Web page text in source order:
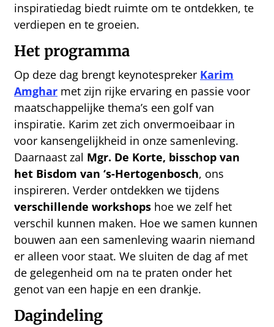
inspiratiedag biedt ruimte om te ontdekken, te
verdiepen en te groeien.
Het programma
Op deze dag brengt keynotespreker Karim
Amghar met zijn rijke ervaring en passie voor
maatschappelijke thema’s een golf van
inspiratie. Karim zet zich onvermoeibaar in
voor kansengelijkheid in onze samenleving.
Daarnaast zal Mgr. De Korte, bisschop van
het Bisdom van ‘s-Hertogenbosch, ons
inspireren. Verder ontdekken we tijdens
verschillende workshops hoe we zelf het
verschil kunnen maken. Hoe we samen kunnen
bouwen aan een samenleving waarin niemand
er alleen voor staat. We sluiten de dag af met
de gelegenheid om na te praten onder het
genot van een hapje en een drankje.
Dagindeling